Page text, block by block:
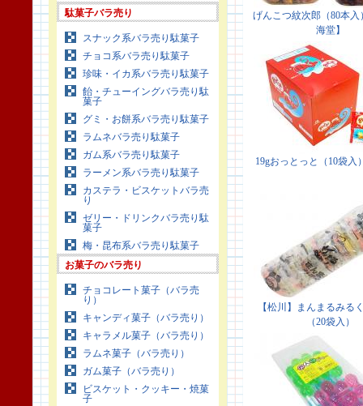
駄菓子バラ売り
スナック系バラ売り駄菓子
チョコ系バラ売り駄菓子
珍味・イカ系バラ売り駄菓子
飴・チューイングバラ売り駄
菓子
グミ・お餅系バラ売り駄菓子
ラムネバラ売り駄菓子
ガム系バラ売り駄菓子
ラーメン系バラ売り駄菓子
カステラ・ビスケットバラ売
り
ゼリー・ドリンクバラ売り駄
菓子
梅・昆布系バラ売り駄菓子
お菓子のバラ売り
チョコレート菓子（バラ売
り）
キャンディ菓子（バラ売り）
キャラメル菓子（バラ売り）
ラムネ菓子（バラ売り）
ガム菓子（バラ売り）
ビスケット・クッキー・焼菓
子